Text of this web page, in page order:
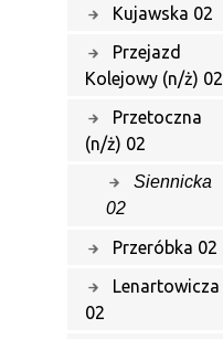
Kujawska 02
Przejazd
Kolejowy (n/ż) 02
Przetoczna
(n/ż) 02
Siennicka
02
Przeróbka 02
Lenartowicza
02